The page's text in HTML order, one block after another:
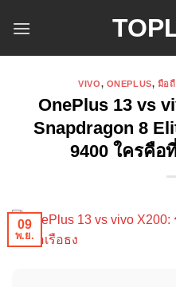
VIVO, ONEPLUS, มือ
OnePlus 13 vs
Snapdragon 8
9400 ใครคือ
09
พ.ย.